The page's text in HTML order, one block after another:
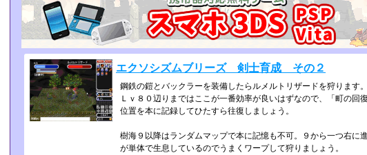
エクソシズムブリーズ 剣士育成 その２
鋼鉄の鎧とバックラーを装備したらルメルトリザードを狩ります。
Ｌｖ８０辺りまではここが一番効率が良いはずなので、「町の回
位置を本に記録してひたすら往復しましょう。
樹海９以降はランダムマップで本に記憶も不可。９から一つ右に
が単体で生息しているのでうまくワープして狩りましょう。